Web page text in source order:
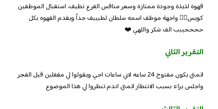
قهوة لذيذة وجودة ممتازة وسعر منافس الفرع نظيف، استقبال الموظفين
كويس👍🏼 واجهة موظف اسمه سلطان لطيييف جداً ويقدم القهوه بكل
ححححببب الف شكر واللهي ❤️
التقرير الثاني
اتمني يكون مفتوح 24 ساعه لاني ساعات اجي ويقولوا لي مقفلين قبل الفجر
واجلس براء بسبب الانتظار اتمني اندم تنظروا لي هذا الموضوع